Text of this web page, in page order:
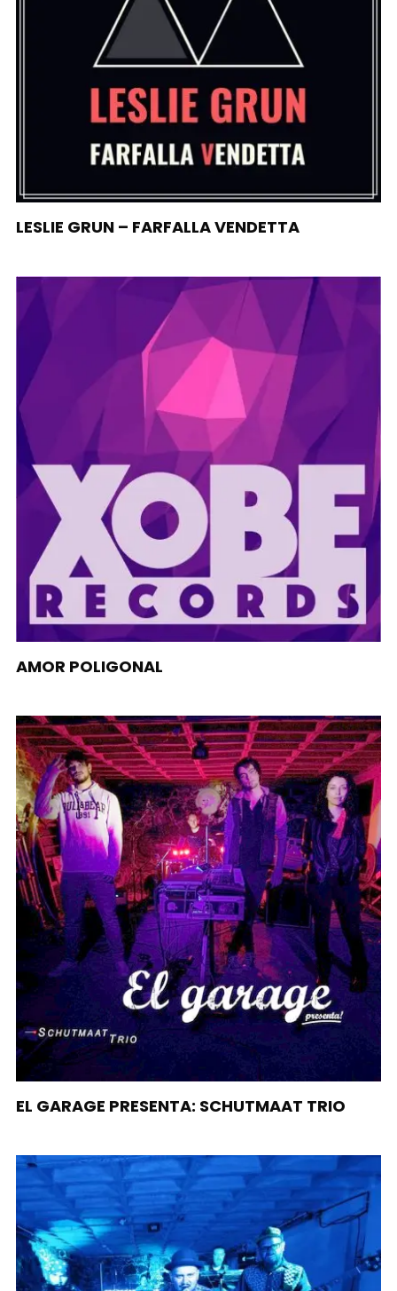
LESLIE GRUN – FARFALLA VENDETTA
AMOR POLIGONAL
EL GARAGE PRESENTA: SCHUTMAAT TRIO